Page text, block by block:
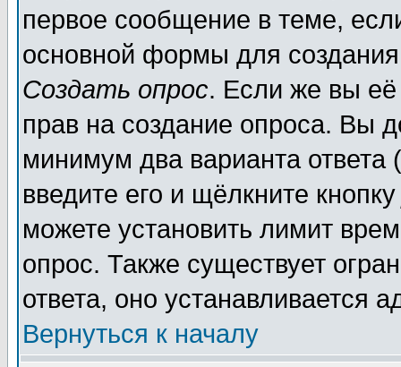
первое сообщение в теме,
основной формы для
Создать опрос. Если же вы её
прав на создание опроса. Вы
минимум два варианта ответа
введите его и щёлкните
можете установить лимит
опрос. Также существует
ответа, оно устанавливается
Вернуться к началу